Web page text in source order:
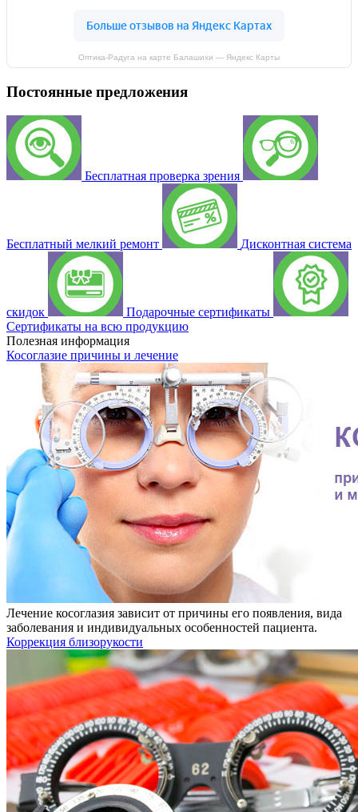
Оптика-Радуга на карте Балашихи — Яндекс Карты
Постоянные предложения
Бесплатная проверка зрения
Бесплатный мелкий ремонт Дисконтная система
скидок
Подарочные сертификаты
Сертификаты на всю продукцию
Полезная информация
Косоглазие причины и лечение
Лечение косоглазия зависит от причины его появления, вида
заболевания и индивидуальных особенностей пациента.
Коррекция близорукости